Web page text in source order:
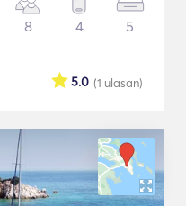
8 4 5
(1 ulasan)
5.0